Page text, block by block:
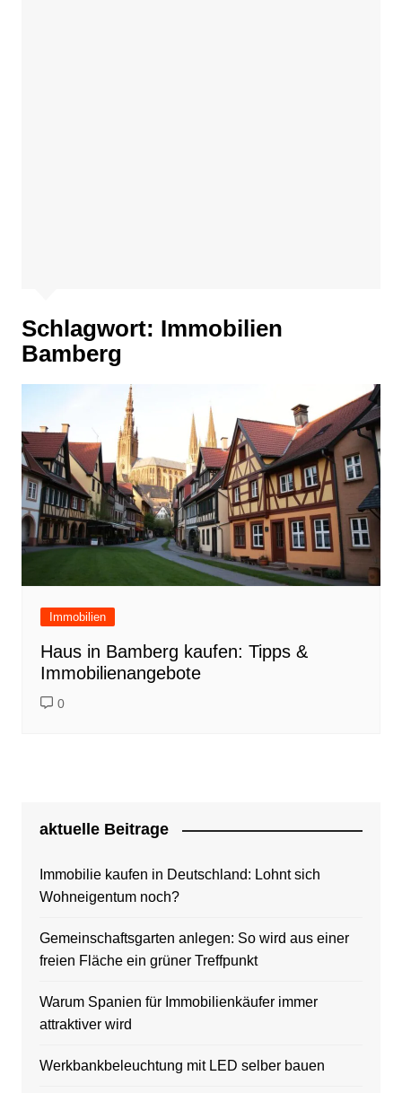
Schlagwort: Immobilien
Bamberg
Immobilien
Haus in Bamberg kaufen: Tipps &
Immobilienangebote
0
aktuelle Beitrage
Immobilie kaufen in Deutschland: Lohnt sich
Wohneigentum noch?
Gemeinschaftsgarten anlegen: So wird aus einer
freien Fläche ein grüner Treffpunkt
Warum Spanien für Immobilienkäufer immer
attraktiver wird
Werkbankbeleuchtung mit LED selber bauen